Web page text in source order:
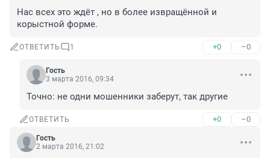
Нас всех это ждёт , но в более извращённой и
корыстной форме.
ОТВЕТИТЬ 1 +0 –0
Гость
3 марта 2016, 09:34
Точно: не одни мошенники заберут, так другие
ОТВЕТИТЬ +0 –0
Гость
2 марта 2016, 21:02